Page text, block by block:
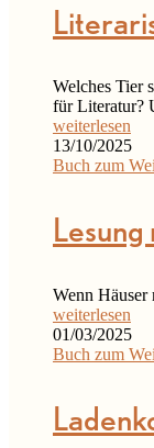
Welches Tier
für Literatur?
weiterlesen
13/10/2025
Buch zum
Wenn Häuser
weiterlesen
01/03/2025
Buch zum